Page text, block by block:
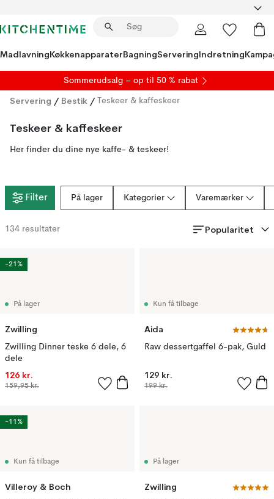
MadlavningKøkkenapparaterBagningServeringIndretning
Sommerudsalg – op til 50 % rabat
Servering / Bestik / Teskeer & kaffeskeer
Teskeer & kaffeskeer
Her finder du dine nye kaffe- & teskeer!
Filter På lager Kategorier Varemærker
134 resultater Popularitet
På lager
Zwilling
Zwilling Dinner teske 6 dele, 6
dele
126 kr.
159,95 kr.
-21%
Kun få tilbage
Aida
Raw dessertgaffel 6-pak, Guld
129 kr.
199 kr.
Kun få tilbage
Villeroy & Boch
-11%
På lager
Zwilling